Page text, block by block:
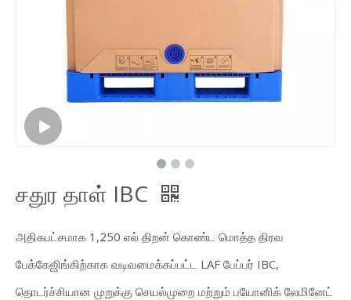
சதுர தாள் IBC
அதிகபட்சமாக 1,250 எல் திறன் கொண்ட மொத்த திரவ
பேக்கேஜிங்கிற்காக வடிவமைக்கப்பட்ட LAF பேப்பர் IBC,
தொடர்ச்சியான முறுக்கு செயல்முறை மற்றும் பயோனிக் லேமினேட்